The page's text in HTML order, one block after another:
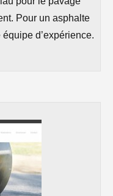
Pour un asphalte
d’expérience.